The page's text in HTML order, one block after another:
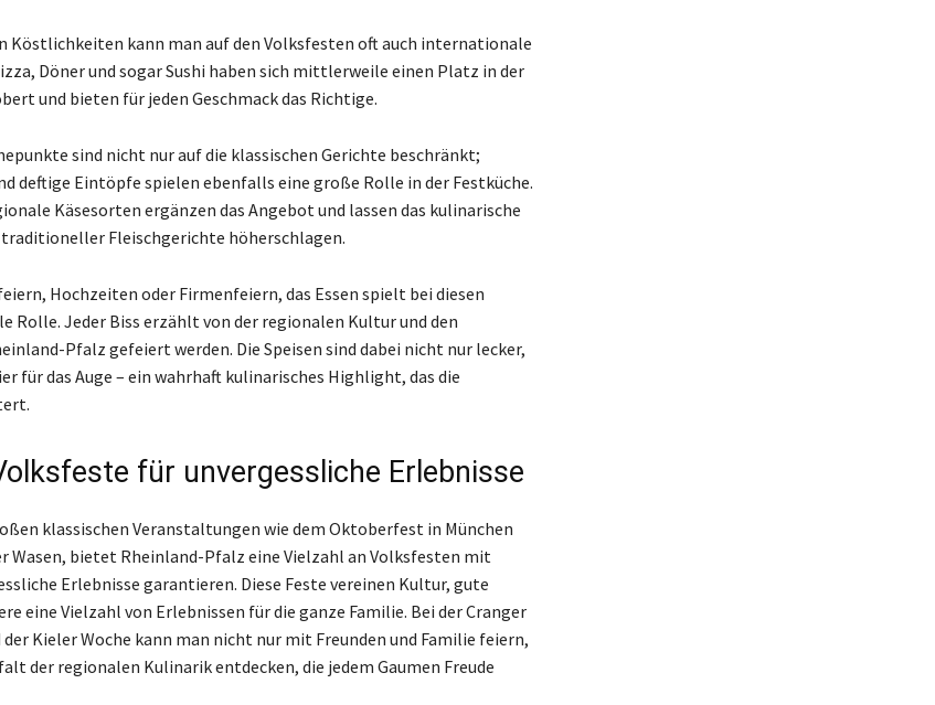
Köstlichkeiten kann man auf den Volksfesten oft auch internationale
Döner und sogar Sushi haben sich mittlerweile einen Platz in der
und bieten für jeden Geschmack das Richtige.
sind nicht nur auf die klassischen Gerichte beschränkt;
deftige Eintöpfe spielen ebenfalls eine große Rolle in der Festküche.
Käsesorten ergänzen das Angebot und lassen das kulinarische
Fleischgerichte höherschlagen.
Hochzeiten oder Firmenfeiern, das Essen spielt bei diesen
Rolle. Jeder Biss erzählt von der regionalen Kultur und den
Pfalz gefeiert werden. Die Speisen sind dabei nicht nur lecker,
für das Auge – ein wahrhaft kulinarisches Highlight, das die
für unvergessliche Erlebnisse
klassischen Veranstaltungen wie dem Oktoberfest in München
Wasen, bietet Rheinland-Pfalz eine Vielzahl an Volksfesten mit
Erlebnisse garantieren. Diese Feste vereinen Kultur, gute
eine Vielzahl von Erlebnissen für die ganze Familie. Bei der Cranger
Kieler Woche kann man nicht nur mit Freunden und Familie feiern,
der regionalen Kulinarik entdecken, die jedem Gaumen Freude